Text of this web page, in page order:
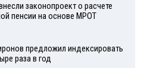
законопроект о расчете
пенсии на основе МРОТ
предложил индексировать
раза в год